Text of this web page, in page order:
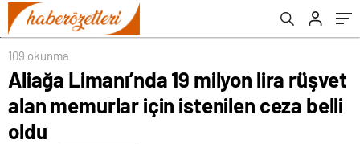
109 okunma
Aliağa Limanı’nda 19 milyon lira rüşvet
alan memurlar için istenilen ceza belli
oldu